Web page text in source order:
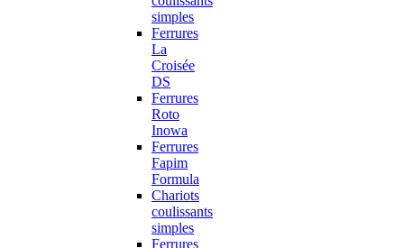
simples
Ferrures
La
Croisée
DS
Ferrures
Roto
Inowa
Ferrures
Fapim
Formula
Chariots
coulissants
simples
Ferrures